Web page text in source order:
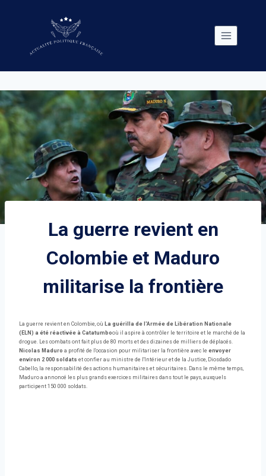
La guerre revient en
Colombie et Maduro
militarise la frontière
La guerre revient en Colombie, où La guérilla de l'Armée de Libération Nationale
(ELN) a été réactivée à Catatumbooù il aspire à contrôler le territoire et le marché de la
drogue. Les combats ont fait plus de 80 morts et des dizaines de milliers de déplacés.
Nicolas Maduro a profité de l'occasion pour militariser la frontière avec le envoyer
environ 2 000 soldats et confier au ministre de l'Intérieur et de la Justice, Diosdado
Cabello, la responsabilité des actions humanitaires et sécuritaires. Dans le même temps,
Maduro a annoncé les plus grands exercices militaires dans tout le pays, auxquels
participent 150 000 soldats.